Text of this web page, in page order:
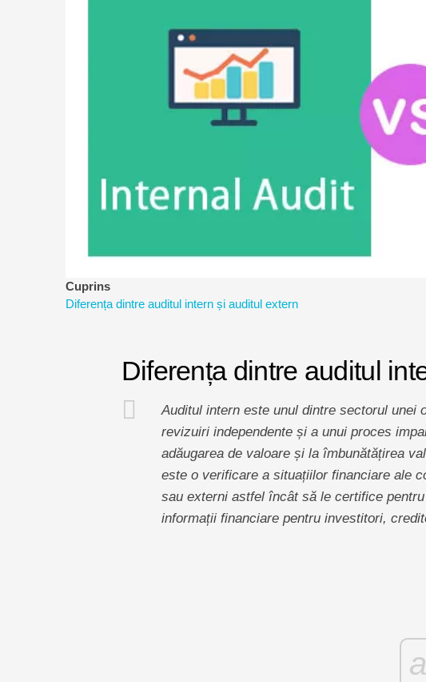
Cuprins
Diferența dintre auditul intern și auditul extern
Diferența dintre auditul
Auditul intern este unul dintre sectorul unei
revizuiri independente și a unui proces
adăugarea de valoare și la îmbunătățirea
este o verificare a situațiilor financiare ale
sau externi astfel încât să le certifice
informații financiare pentru investitori,